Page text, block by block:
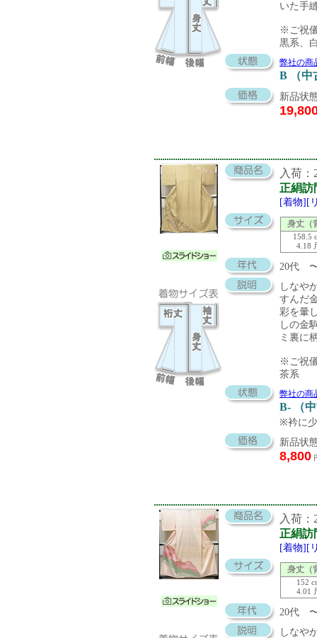
いた手
※ご祝
黒系、
弊社の商
B （中
新品状
入荷：
正絹訪
[着物][
身丈（
158.5
4.18
20代
しなや
すんだ
彩を暈
しの金
ミ裏に
※ご祝
茶系
弊社の商
B- （
※衿に
新品状
8,800
入荷：
正絹訪
[着物][
身丈（
152
4.01
20代
しなや